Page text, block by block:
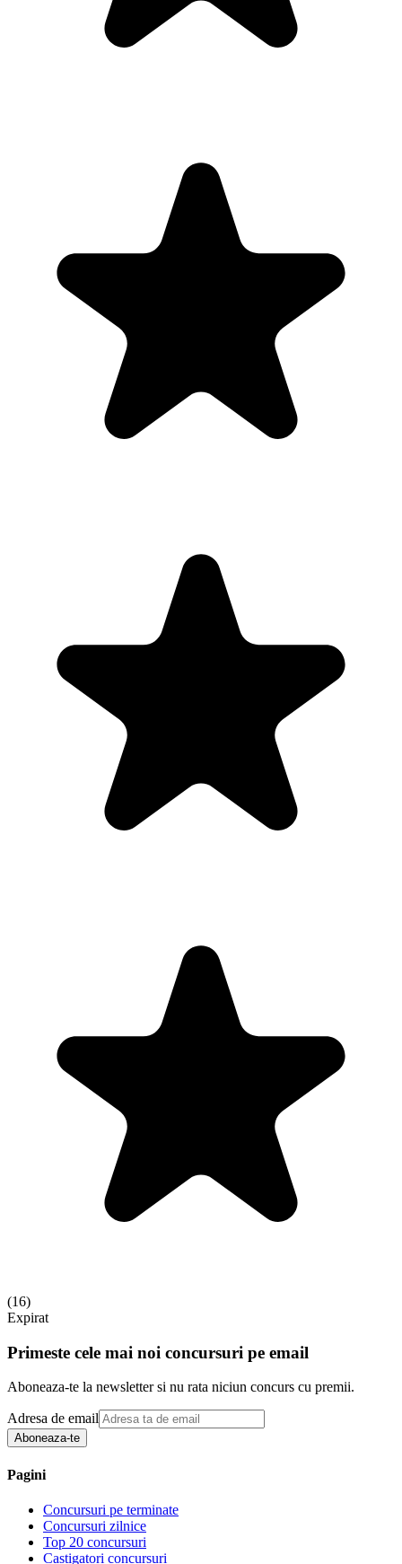
(16)
Expirat
Primeste cele mai noi concursuri pe email
Aboneaza-te la newsletter si nu rata niciun concurs cu premii.
Adresa de email
Aboneaza-te
Pagini
Concursuri pe terminate
Concursuri zilnice
Top 20 concursuri
Castigatori concursuri